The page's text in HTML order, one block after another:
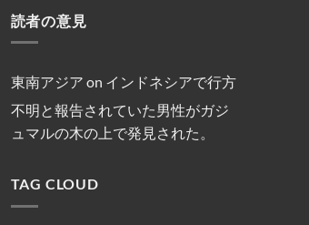
減
便
り
ま
約
を
違
法
を
っ
た
と
国
政
リ
ス
の
女
性
は
レ
政
マ
レ
の
フ
ミ
ー
の
読者の意見
東南アジア on インドネシアで行方
不明と報告されていた男性がガジ
ュマルの木の上で発見された。
TAG CLOUD